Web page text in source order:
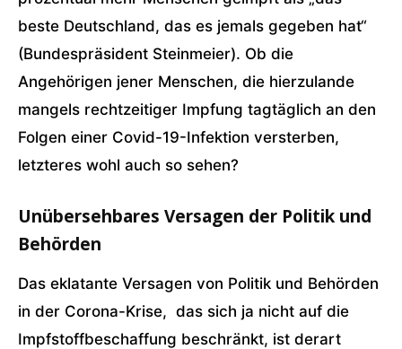
beste Deutschland, das es jemals gegeben hat“
(Bundespräsident Steinmeier). Ob die
Angehörigen jener Menschen, die hierzulande
mangels rechtzeitiger Impfung tagtäglich an den
Folgen einer Covid-19-Infektion versterben,
letzteres wohl auch so sehen?
Unübersehbares Versagen der Politik und
Behörden
Das eklatante Versagen von Politik und Behörden
in der Corona-Krise, das sich ja nicht auf die
Impfstoffbeschaffung beschränkt, ist derart